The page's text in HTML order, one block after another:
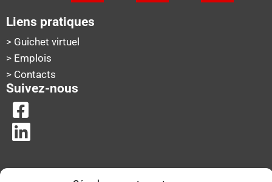
Liens pratiques
> Guichet virtuel
> Emplois
> Contacts
Suivez-nous